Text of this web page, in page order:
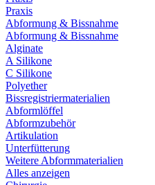
Praxis
Abformung & Bissnahme
Abformung & Bissnahme
Alginate
A Silikone
C Silikone
Polyether
Bissregistriermaterialien
Abformlöffel
Abformzubehör
Artikulation
Unterfütterung
Weitere Abformmaterialien
Alles anzeigen